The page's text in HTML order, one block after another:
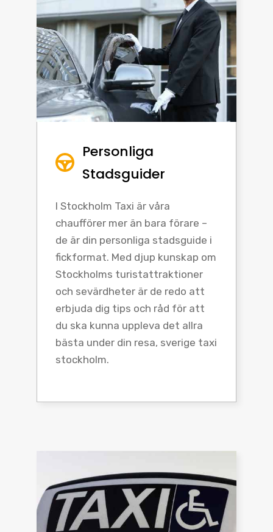
Personliga
Stadsguider
I Stockholm Taxi är våra
chaufförer mer än bara förare –
de är din personliga stadsguide i
fickformat. Med djup kunskap om
Stockholms turistattraktioner
och sevärdheter är de redo att
erbjuda dig tips och råd för att
du ska kunna uppleva det allra
bästa under din resa, sverige taxi
stockholm.